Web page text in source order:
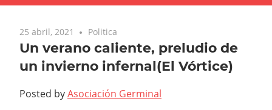
25 abril, 2021 Politica
Un verano caliente, preludio de
un invierno infernal(El Vórtice)
Posted byAsociación Germinal